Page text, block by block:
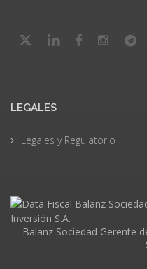
LEGALES
Legales y Regulatorio
Balanz Sociedad Gerente